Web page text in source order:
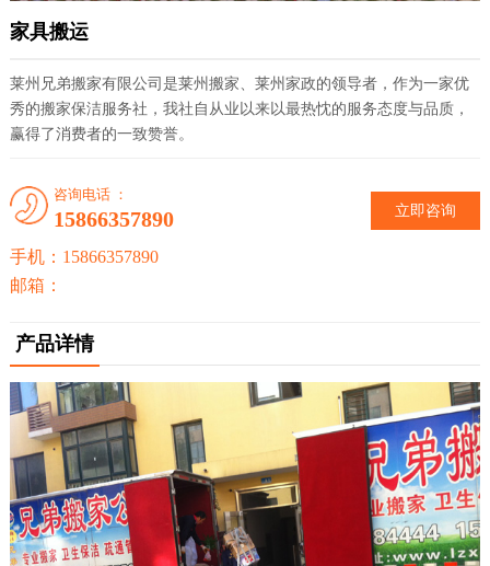
案
例
新
闻
动
联
系
我
们
家具搬运
莱州兄弟搬家有限公司是莱州搬家、莱州家政的领导者，作为一家优
秀的搬家保洁服务社，我社自从业以来以最热忱的服务态度与品质，
赢得了消费者的一致赞誉。
立即咨询
咨询电话 ：
15866357890
手机：15866357890
邮箱：
产品详情